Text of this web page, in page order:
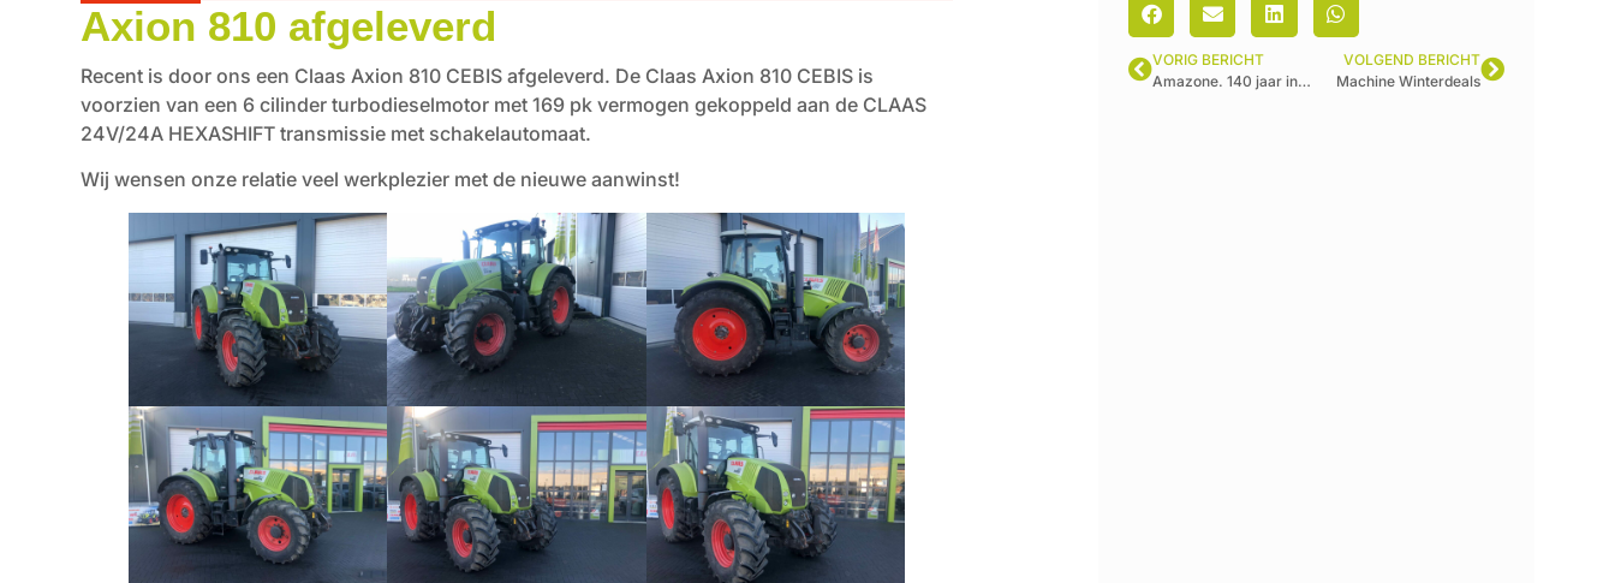
Axion 810 afgeleverd
Recent is door ons een Claas Axion 810 CEBIS afgeleverd. De Claas Axion 810 CEBIS is
voorzien van een 6 cilinder turbodieselmotor met 169 pk vermogen gekoppeld aan de CLAAS
24V/24A HEXASHIFT transmissie met schakelautomaat.
Wij wensen onze relatie veel werkplezier met de nieuwe aanwinst!
VORIG BERICHT
Amazone. 140 jaar innovatie.
VOLGEND BERICHT
Machine Winterdeals